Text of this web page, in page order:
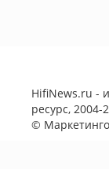
HifiNews.ru -
ресурс, 2004-
©